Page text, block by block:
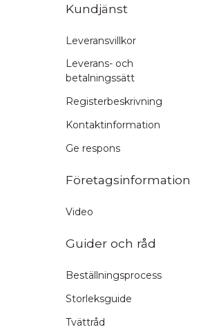
recension, samtycker du till att ge oss
den på denna webbplats samt på andra
Stilettoshop.se förbehåller sig rätten
Genom att skicka samtycker du
leverans
3 arbetsdagar
Kundjänst
Leveransvillkor
Leverans- och
betalningssätt
Registerbeskrivning
Kontaktinformation
Ge respons
Företagsinformation
Video
Guider och råd
Beställningsprocess
Storleksguide
Tvättråd